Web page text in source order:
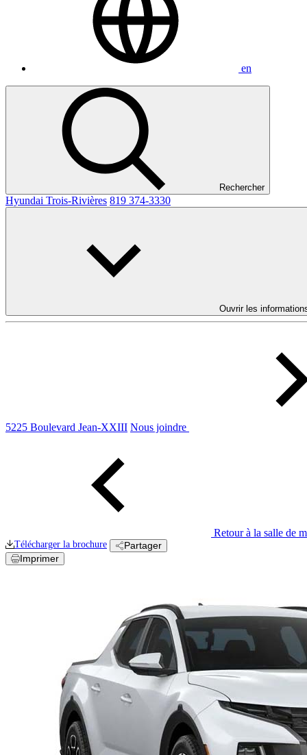
en
Rechercher
Hyundai Trois-Rivières 819 374-3330
Ouvrir les
5225 Boulevard Jean-XXIII Nous joindre
Retour à la salle de
Télécharger la brochure
Partager
Imprimer